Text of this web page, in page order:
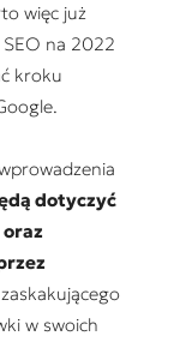
więc już
na 2022
kroku
dotyczyć
w swoich